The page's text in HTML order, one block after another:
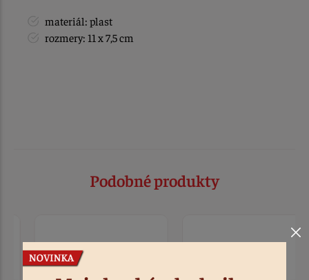
materiál: plast
rozmery: 11 x 7,5 cm
Podobné produkty